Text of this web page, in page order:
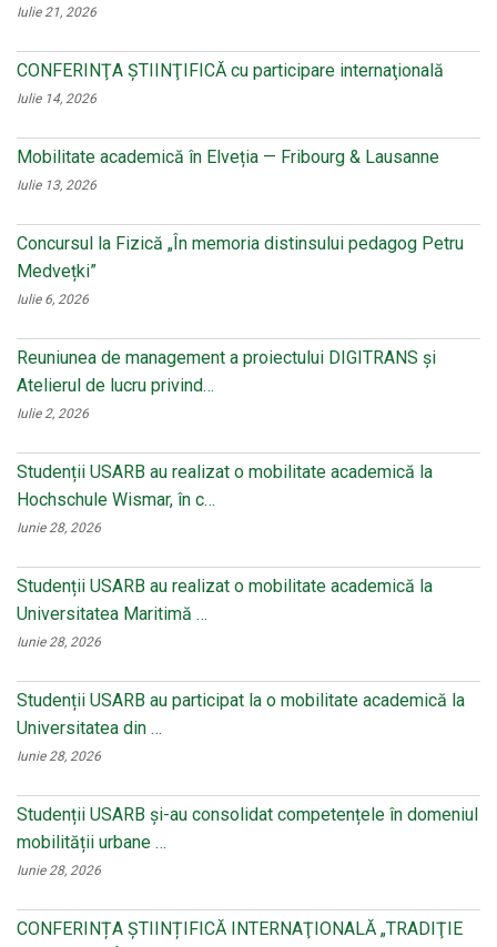
Iulie 21, 2026
CONFERINŢA ŞTIINŢIFICĂ cu participare internaţională
Iulie 14, 2026
Mobilitate academică în Elveția — Fribourg & Lausanne
Iulie 13, 2026
Concursul la Fizică „În memoria distinsului pedagog Petru
Medvețki”
Iulie 6, 2026
Reuniunea de management a proiectului DIGITRANS și
Atelierul de lucru privind…
Iulie 2, 2026
Studenții USARB au realizat o mobilitate academică la
Hochschule Wismar, în c…
Iunie 28, 2026
Studenții USARB au realizat o mobilitate academică la
Universitatea Maritimă …
Iunie 28, 2026
Studenții USARB au participat la o mobilitate academică la
Universitatea din …
Iunie 28, 2026
Studenții USARB și-au consolidat competențele în domeniul
mobilității urbane …
Iunie 28, 2026
CONFERINȚA ȘTIINȚIFICĂ INTERNAŢIONALĂ „TRADIŢIE